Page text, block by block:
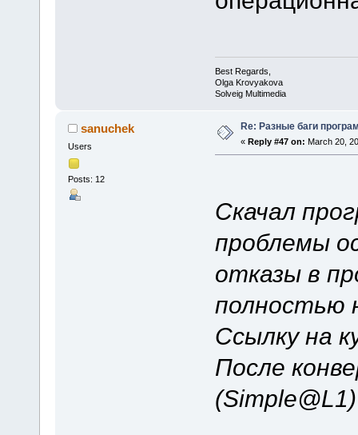
Best Regards,
Olga Krovyakova
Solveig Multimedia
sanuchek
Users
Posts: 12
Re: Разные баги
« Reply #47 on: March 20,
Скачал
проблемы
отказы в
полностью
Ссылку на
После